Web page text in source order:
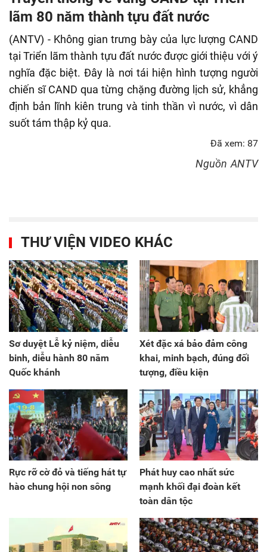
lãm 80 năm thành tựu đất nước
(ANTV) - Không gian trưng bày của lực lượng CAND
tại Triển lãm thành tựu đất nước được giới thiệu với ý
nghĩa đặc biệt. Đây là nơi tái hiện hình tượng người
chiến sĩ CAND qua từng chặng đường lịch sử, khẳng
định bản lĩnh kiên trung và tinh thần vì nước, vì dân
suốt tám thập kỷ qua.
Đã xem: 87
Nguồn ANTV
THƯ VIỆN VIDEO KHÁC
Sơ duyệt Lễ kỷ niệm, diễu
binh, diễu hành 80 năm
Quốc khánh
Xét đặc xá bảo đảm công
khai, minh bạch, đúng đối
tượng, điều kiện
Rực rỡ cờ đỏ và tiếng hát tự
hào chung hội non sông
Phát huy cao nhất sức
mạnh khối đại đoàn kết
toàn dân tộc